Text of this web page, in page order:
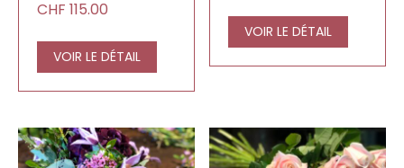
CHF 115.00
VOIR LE DÉTAIL
VOIR LE DÉTAIL